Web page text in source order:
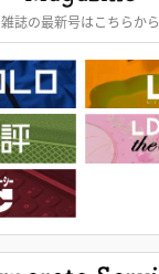
雑誌の最新号はこちらから